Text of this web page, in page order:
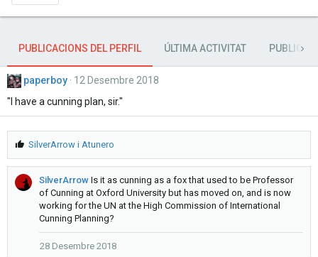
PUBLICACIONS DEL PERFIL ÚLTIMA ACTIVITAT
paperboy
12 Desembre 2018
"I have a cunning plan, sir."
M
'
a
g
SilverArrowi Atunero
SilverArrow Is it as cunning as a fox that used to be Professor
of Cunning at Oxford University but has moved on, and is now
working for the UN at the High Commission of International
Cunning Planning?
28 Desembre 2018